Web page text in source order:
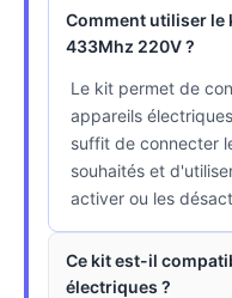
Comment utiliser le
433Mhz 220V ?
Le kit permet de
appareils
suffit de connecter
souhaités et
activer ou les
Ce kit est-il
électriques ?